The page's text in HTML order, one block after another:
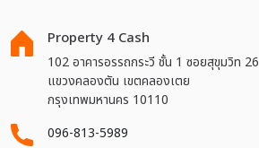
Property 4 Cash
102 อาคารอรรถกระวี ชั้น 1 ซอยสุขุมวิท 26
แขวงคลองตัน เขตคลองเตย
กรุงเทพมหานคร 10110
096-813-5989